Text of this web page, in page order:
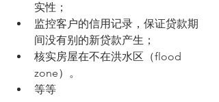
实性；
监控客户的信用记录，保证贷款期
间没有别的新贷款产生；
核实房屋在不在洪水区（flood
zone）。
等等